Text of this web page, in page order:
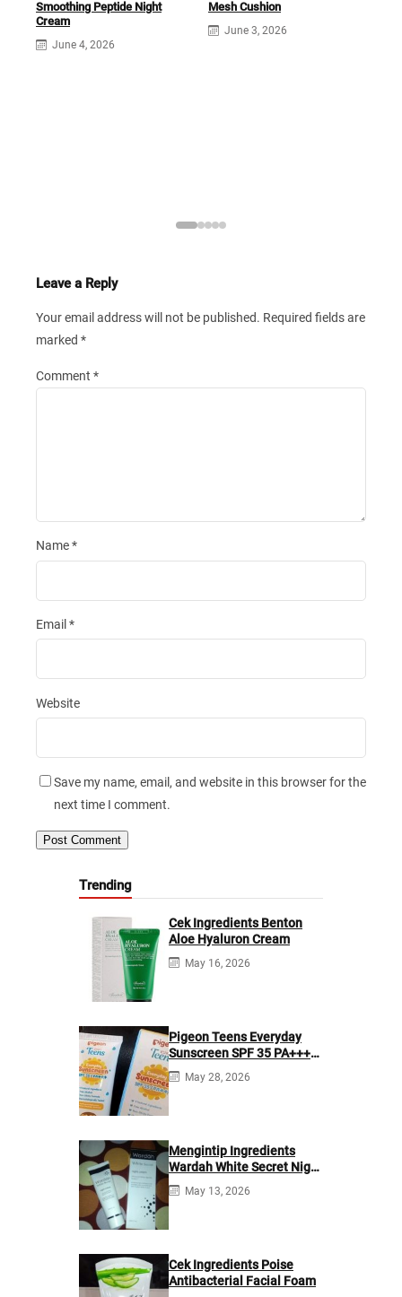
Smoothing Peptide Night
Cream
June 4, 2026
Mesh Cushion
June 3, 2026
Leave a Reply
Your email address will not be published. Required fields are
marked *
Comment *
Name*
Email *
Website
Save my name, email, and website in this browser for the
next time I comment.
Trending
Cek Ingredients Benton
Aloe Hyaluron Cream
May 16, 2026
Pigeon Teens Everyday
Sunscreen SPF 35 PA+++
Ingredients
May 28, 2026
Mengintip Ingredients
Wardah White Secret Night
Cream
May 13, 2026
Cek Ingredients Poise
Antibacterial Facial Foam